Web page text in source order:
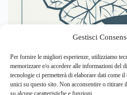
Gestisci
Per fornire le migliori esperienze, utilizziamo
memorizzare e/o accedere alle informazioni del
tecnologie ci permetterà di elaborare dati come
unici su questo sito. Non acconsentire o ritirare
su alcune caratteristiche e funzioni.
Come l’acufene cronico
salute mentale?